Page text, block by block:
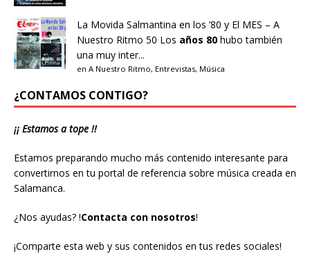
La Movida Salmantina en los ’80 y El MES – A
Nuestro Ritmo 50 Los años 80 hubo también
una muy inter...
en A Nuestro Ritmo, Entrevistas, Música
¿CONTAMOS CONTIGO?
¡¡ Estamos a tope !!
Estamos preparando mucho más contenido interesante para
convertirnos en tu portal de referencia sobre música creada en
Salamanca.
¿Nos ayudas? !Contacta con nosotros!
¡Comparte esta web y sus contenidos en tus redes sociales!